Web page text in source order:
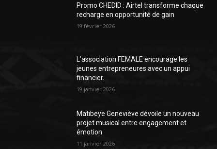
Promo CHEDID : Airtel transforme chaque
recharge en opportunité de gain
19 février 2026
L’association FEMALE encourage les
jeunes entrepreneures avec un appui
financier.
19 janvier 2026
Matibeye Geneviève dévoile un nouveau
projet musical entre engagement et
émotion
11 janvier 2026